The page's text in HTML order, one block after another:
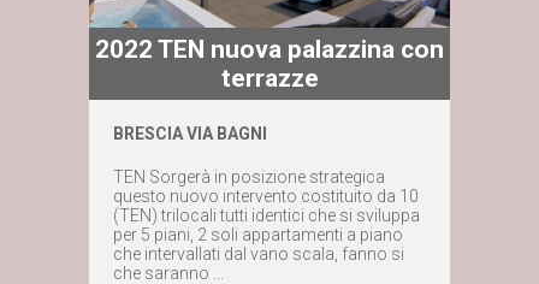
Maggiori dettagli
Contattaci subito
2022 TEN nuova palazzina con
terrazze
BRESCIA VIA BAGNI
TEN Sorgerà in posizione strategica
questo nuovo intervento costituito da 10
(TEN) trilocali tutti identici che si sviluppa
per 5 piani, 2 soli appartamenti a piano
che intervallati dal vano scala, fanno si
che saranno ...